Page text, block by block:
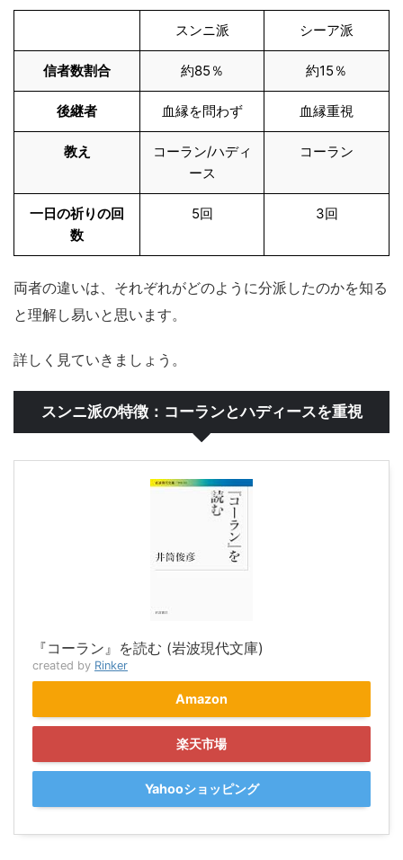
スンニ派 シーア派
信者数割合 約85％ 約15％
後継者 血縁を問わず 血縁重視
教え
コーラン/ハディ
ース
コーラン
一日の祈りの回
数
5回 3回
両者の違いは、それぞれがどのように分派したのかを知る
と理解し易いと思います。
詳しく見ていきましょう。
スンニ派の特徴：コーランとハディースを重視
『コーラン』を読む (岩波現代文庫)
created by Rinker
Amazon
楽天市場
Yahooショッピング